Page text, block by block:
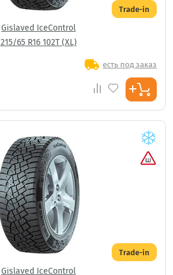
Trade-in
Gislaved IceControl
215/65 R16 102T (XL)
есть под заказ
Trade-in
Gislaved IceControl